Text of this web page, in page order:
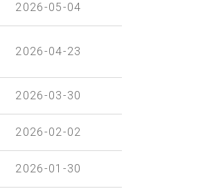
2026-05-04
2026-04-23
2026-03-30
2026-02-02
2026-01-30